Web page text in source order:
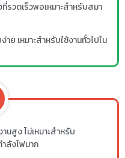
รวดเร็วพอเหมาะสำหรับสมา
ย เหมาะสำหรับใช้งานทั่วไปใน
สูง ไม่เหมาะสำหรับ
ลังไฟมาก